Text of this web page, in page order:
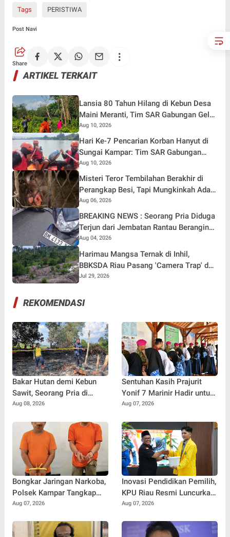
Tags PERISTIWA
Post Navi
Share
ARTIKEL TERKAIT
Lansia 80 Tahun Hilang di Kebun Desa
Maini Meranti, Tim SAR Gabungan Gelar
Operasi Pencarian
Aug 10, 2026
Hari Ke-7 Pencarian Korban Hanyut di
Sungai Kampar: Tim SAR Gabungan
Sisir Hingga Radius 13 KM
Aug 10, 2026
Misteri Teror Tembilahan Berakhir di
Perangkap Besi, Tapi Mungkinkah Ada
Pemangsa Lain yang Masih Mengintai ?
Aug 06, 2026
BREAKING NEWS : Seorang Pria Diduga
Terjun dari Jembatan Rantau Berangin
Kuok, Sepeda Motor Ditinggal di Lokasi
Aug 04, 2026
Harimau Mangsa Ternak di Inhil,
BBKSDA Riau Pasang 'Camera Trap' dan
Drone
Jul 29, 2026
REKOMENDASI
Bakar Hutan demi Kebun
Sawit, Seorang Pria di
Pelalawan Ditangkap Polisi
Aug 08, 2026
Sentuhan Kasih Prajurit
Yonif 7 Marinir Hadir untuk
Anak-anak Yatim Ponpes
Aug 07, 2026
Bongkar Jaringan Narkoba,
Polsek Kampar Tangkap
Dua Pengedar serta
Aug 07, 2026
Inovasi Pendidikan Pemilih,
KPU Riau Resmi Luncurkan
Sekolah Pemilu Hijau 2026
Aug 07, 2026